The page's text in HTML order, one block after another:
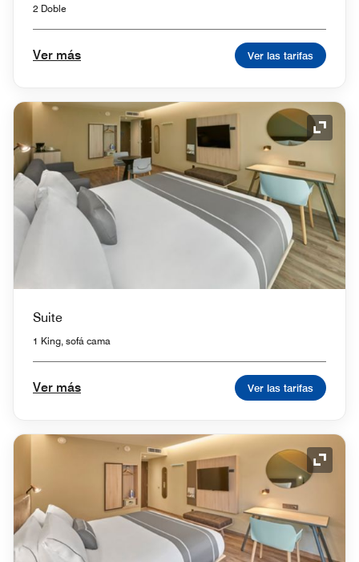
2 Doble
Ver más Ver las tarifas
Icono
Suite
1 King, sofá cama
Ver más Ver las tarifas
Icono